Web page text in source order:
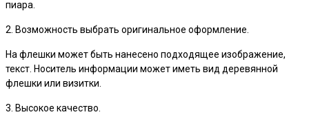
пиара.
2. Возможность выбрать оригинальное оформление.
На флешки может быть нанесено подходящее изображение,
текст. Носитель информации может иметь вид деревянной
флешки или визитки.
3. Высокое качество.